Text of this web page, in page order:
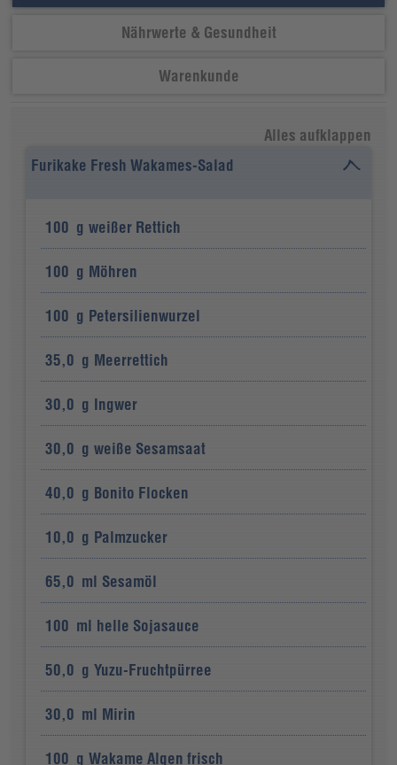
Nährwerte & Gesundheit
Warenkunde
Alles aufklappen
Furikake Fresh Wakames-Salad
100 g weißer Rettich
100 g Möhren
100 g Petersilienwurzel
35,0 g Meerrettich
30,0 g Ingwer
30,0 g weiße Sesamsaat
40,0 g Bonito Flocken
10,0 g Palmzucker
65,0 ml Sesamöl
100 ml helle Sojasauce
50,0 g Yuzu-Fruchtpürree
30,0 ml Mirin
100 g Wakame Algen frisch